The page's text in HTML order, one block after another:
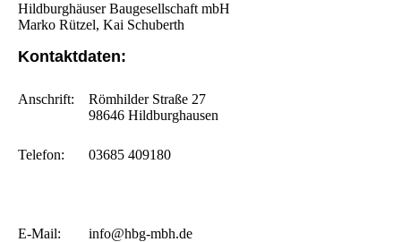
Hildburghäuser Baugesellschaft mbH
Marko Rützel, Kai Schuberth
Kontaktdaten:
Anschrift:
Römhilder Straße 27
98646 Hildburghausen
Telefon: 03685 409180
E-Mail: info@hbg-mbh.de